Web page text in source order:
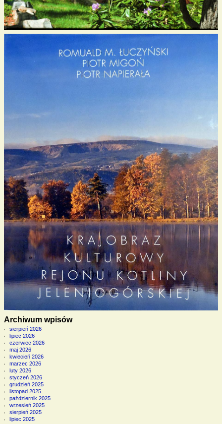
Archiwum wpisów
sierpień 2026
lipiec 2026
czerwiec 2026
maj 2026
kwiecień 2026
marzec 2026
luty 2026
styczeń 2026
grudzień 2025
listopad 2025
październik 2025
wrzesień 2025
sierpień 2025
lipiec 2025